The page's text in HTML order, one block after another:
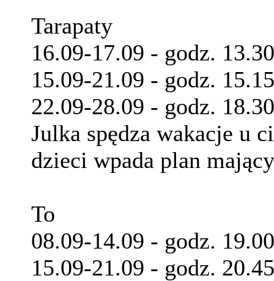
Tarapaty
16.09-17.09 - godz. 13.30
15.09-21.09 - godz.
22.09-28.09 - godz. 18.30
Julka spędza wakacje u
dzieci wpada plan
To
08.09-14.09 - godz.
15.09-21.09 - godz. 20.45